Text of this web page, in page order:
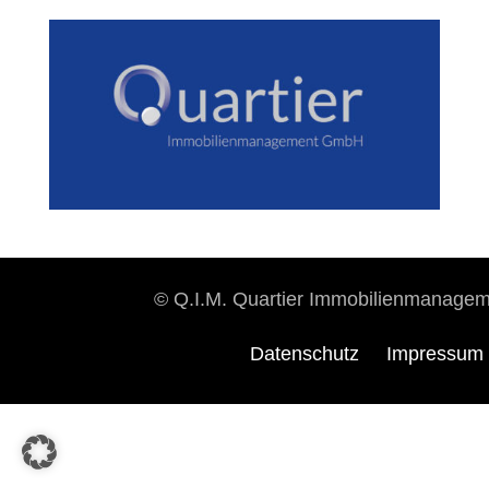
© Q.I.M. Quartier
Datenschutz Impressum